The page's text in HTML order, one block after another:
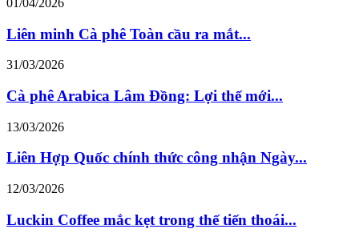
Liên minh Cà phê Toàn cầu ra mắt...
31/03/2026
Cà phê Arabica Lâm Đồng: Lợi thế mới...
13/03/2026
Liên Hợp Quốc chính thức công nhận Ngày...
12/03/2026
Luckin Coffee mắc kẹt trong thế tiến thoái...